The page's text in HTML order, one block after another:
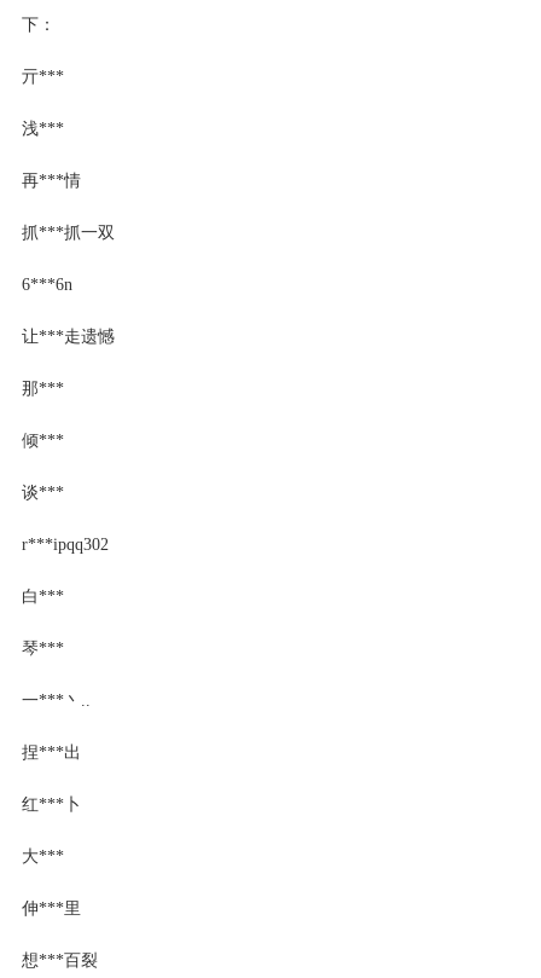
下：
亓***
浅***
再***情
抓***抓一双
6***6n
让***走遗憾
那***
倾***
谈***
r***ipqq302
白***
琴***
一***丶..
捏***出
红***卜
大***
伸***里
想***百裂